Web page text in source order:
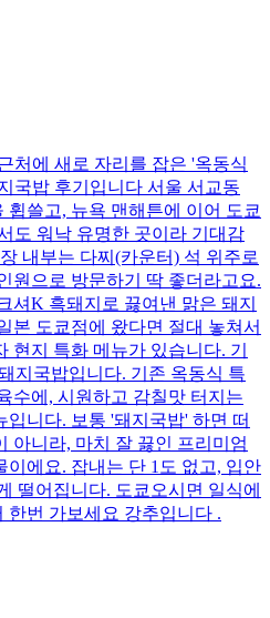
처에 새로 자리를 잡은 '옥동식
국밥 후기입니다 서울 서교동
쓸고, 뉴욕 맨해튼에 이어 도쿄
도 워낙 유명한 곳이라 기대감
내부는 다찌(카운터) 석 위주로
원으로 방문하기 딱 좋더라고요.
셔K 흑돼지로 끓여낸 맑은 돼지
본 도쿄점에 왔다면 절대 놓쳐서
현지 특화 메뉴가 있습니다. 기
지국밥입니다. 기존 옥동식 특
수에, 시원하고 감칠맛 터지는
니다. 보통 '돼지국밥' 하면 떠
아니라, 마치 잘 끓인 프리미엄
에요. 잡내는 단 1도 없고, 입안
떨어집니다. 도쿄오시면 일식에
한번 가보세요 강추입니다 .